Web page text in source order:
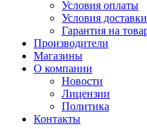
Условия оплаты
Условия доставки
Гарантия на
Производители
Магазины
О компании
Новости
Лицензии
Политика
Контакты